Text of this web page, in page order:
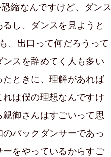
縮なんですけど、ダンス
し、ダンスを見ようと
、出口って何だろうって
スを辞めてく人も多い
ときに、理解があれば
は僕の理想なんですけ
御さんはすごいって思
バックダンサーであっ
をやっているからすご